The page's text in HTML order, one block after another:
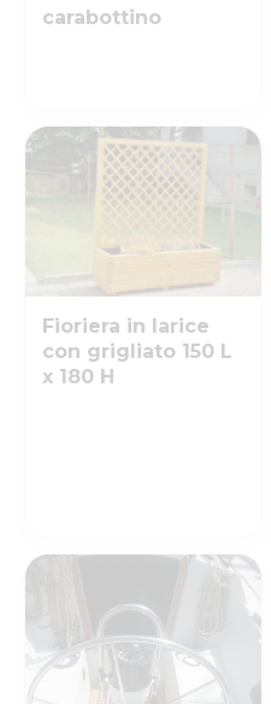
carabottino
Fioriera in larice
con grigliato 150 L
x 180 H